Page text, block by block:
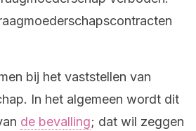
bij het vaststellen van
In het algemeen wordt dit
de bevalling; dat wil zeggen